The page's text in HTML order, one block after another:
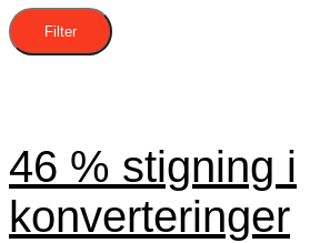
Filter
46 % stigning i
konverteringer